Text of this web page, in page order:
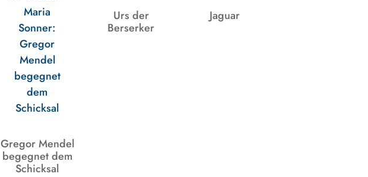
Gregor Mendel
begegnet dem
Schicksal
Urs der
Berserker
Jaguar